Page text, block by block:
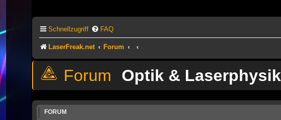
Schnellzugriff FAQ
LaserFreak.net Forum
Optik & Laserphysik
FORUM